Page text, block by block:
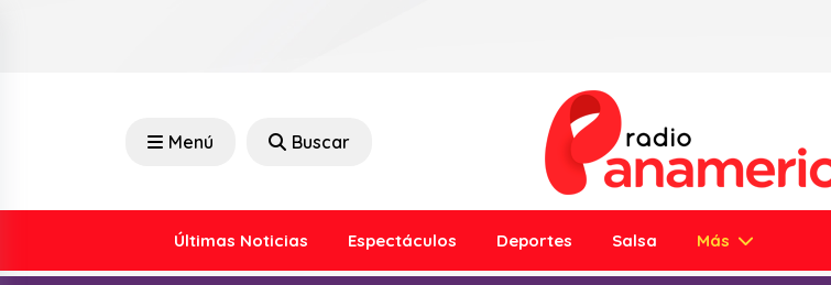
Menú Buscar
Últimas Noticias Espectáculos Deportes Salsa Más